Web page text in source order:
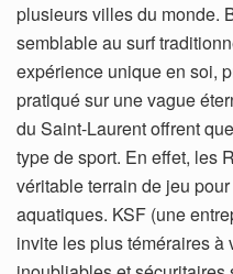
plusieurs villes du monde.
semblable au surf
expérience unique en soi,
pratiqué sur une vague
du Saint-Laurent offrent
type de sport. En effet, les
véritable terrain de jeu
aquatiques. KSF (une
invite les plus téméraires